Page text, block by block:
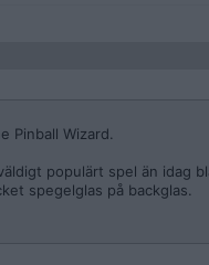
Pinball Wizard.
populärt spel än idag
spegelglas på backglas.